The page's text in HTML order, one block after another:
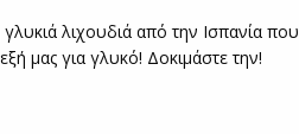
λιχουδιά από την Ισπανία που
μας για γλυκό! Δοκιμάστε την!